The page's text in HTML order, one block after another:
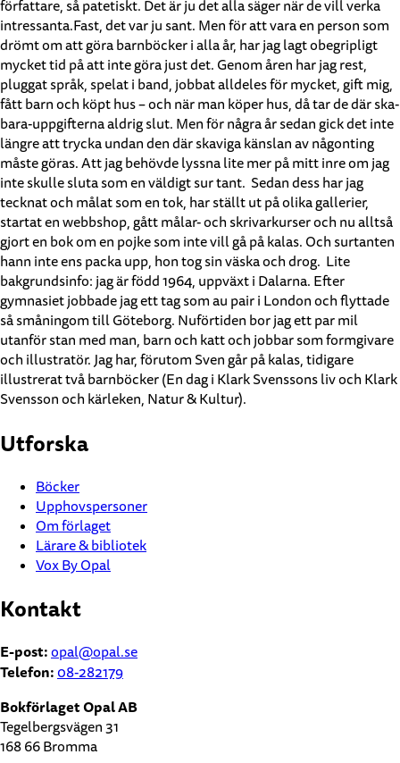
författare, så patetiskt. Det är ju det alla säger när de vill verka
intressanta.Fast, det var ju sant. Men för att vara en person som
drömt om att göra barnböcker i alla år, har jag lagt obegripligt
mycket tid på att inte göra just det. Genom åren har jag rest,
pluggat språk, spelat i band, jobbat alldeles för mycket, gift mig,
fått barn och köpt hus – och när man köper hus, då tar de där ska-
bara-uppgifterna aldrig slut. Men för några år sedan gick det inte
längre att trycka undan den där skaviga känslan av någonting
måste göras. Att jag behövde lyssna lite mer på mitt inre om jag
inte skulle sluta som en väldigt sur tant. Sedan dess har jag
tecknat och målat som en tok, har ställt ut på olika gallerier,
startat en webbshop, gått målar- och skrivarkurser och nu alltså
gjort en bok om en pojke som inte vill gå på kalas. Och surtanten
hann inte ens packa upp, hon tog sin väska och drog. Lite
bakgrundsinfo: jag är född 1964, uppväxt i Dalarna. Efter
gymnasiet jobbade jag ett tag som au pair i London och flyttade
så småningom till Göteborg. Nuförtiden bor jag ett par mil
utanför stan med man, barn och katt och jobbar som formgivare
och illustratör. Jag har, förutom Sven går på kalas, tidigare
illustrerat två barnböcker (En dag i Klark Svenssons liv och Klark
Svensson och kärleken, Natur & Kultur).
Utforska
Böcker
Upphovspersoner
Om förlaget
Lärare & bibliotek
Vox By Opal
Kontakt
E-post:opal@opal.se
Telefon:08-282179
Bokförlaget Opal AB
Tegelbergsvägen 31
168 66 Bromma